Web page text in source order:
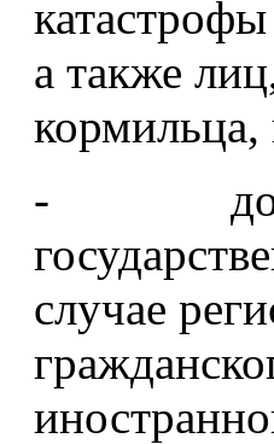
а также
кормильца,
-
случае